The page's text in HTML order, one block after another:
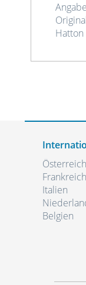
Hatton
Österreich
Frankreich
Italien
Belgien